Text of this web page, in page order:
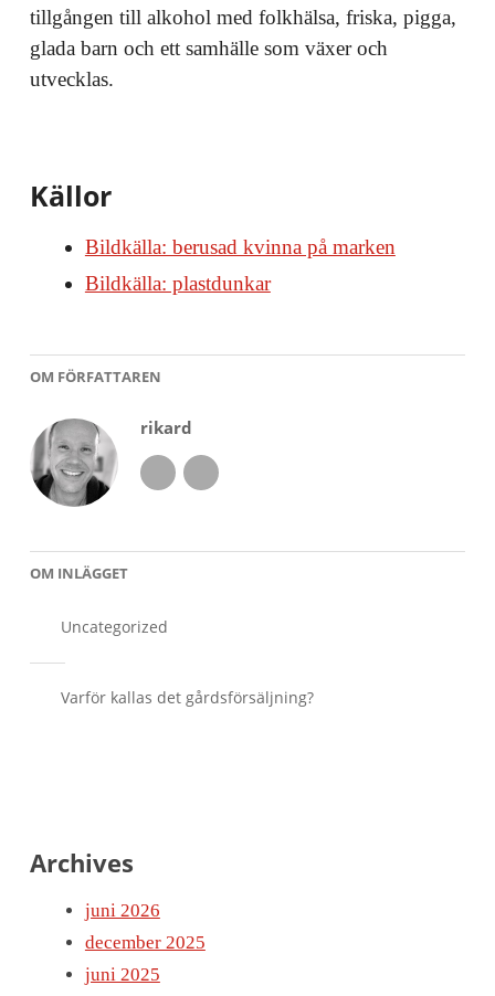
tillgången till alkohol med folkhälsa, friska, pigga,
glada barn och ett samhälle som växer och
utvecklas.
Källor
Bildkälla: berusad kvinna på marken
Bildkälla: plastdunkar
OM FÖRFATTAREN
rikard
OM INLÄGGET
Uncategorized
Inläggsnavigering
Varför kallas det gårdsförsäljning?
Archives
juni 2026
december 2025
juni 2025